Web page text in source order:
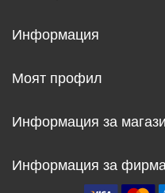
Информация
Моят профил
Информация за
Информация за